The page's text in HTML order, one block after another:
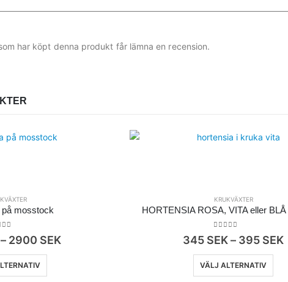
har köpt denna produkt får lämna en recension.
mosstock
of 5
– 2900 SEKPrisintervall:
Den här produkten har flera varianter. De olika alternativen kan väljas på produktsidan
KRUKVÄXTER
HORTENSIA ROSA, VITA eller
0out of 5
345 SEK – 395 SEK
VÄLJ ALTERNATIV
Den här produkten har